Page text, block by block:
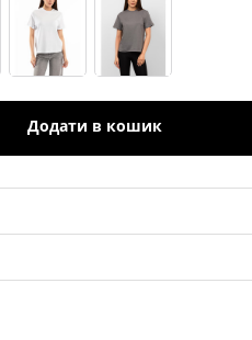
Додати в кошик